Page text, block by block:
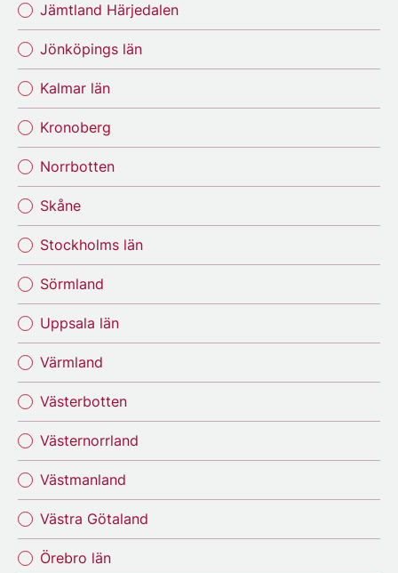
Jämtland Härjedalen
Jönköpings län
Kalmar län
Kronoberg
Norrbotten
Skåne
Stockholms län
Sörmland
Uppsala län
Värmland
Västerbotten
Västernorrland
Västmanland
Västra Götaland
Örebro län